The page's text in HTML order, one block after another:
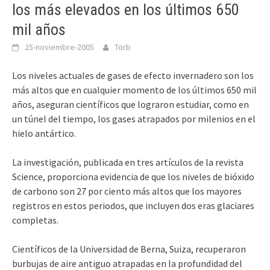
los más elevados en los últimos 650
mil años
25-noviembre-2005 Torb
Los niveles actuales de gases de efecto invernadero son los
más altos que en cualquier momento de los últimos 650 mil
años, aseguran científicos que lograron estudiar, como en
un túnel del tiempo, los gases atrapados por milenios en el
hielo antártico.
La investigación, publicada en tres artículos de la revista
Science, proporciona evidencia de que los niveles de bióxido
de carbono son 27 por ciento más altos que los mayores
registros en estos periodos, que incluyen dos eras glaciares
completas.
Científicos de la Universidad de Berna, Suiza, recuperaron
burbujas de aire antiguo atrapadas en la profundidad del